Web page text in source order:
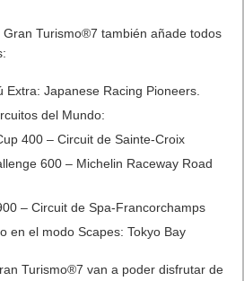
Turismo®7 también añade todos
Extra: Japanese Racing Pioneers.
del Mundo:
400 – Circuit de Sainte-Croix
600 – Michelin Raceway Road
– Circuit de Spa-Francorchamps
en el modo Scapes: Tokyo Bay
Turismo®7 van a poder disfrutar de